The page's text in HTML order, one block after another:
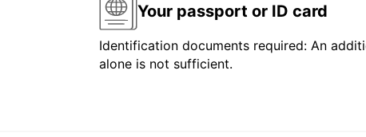
Your passport or ID card
Identification documents required: An
alone is not sufficient.